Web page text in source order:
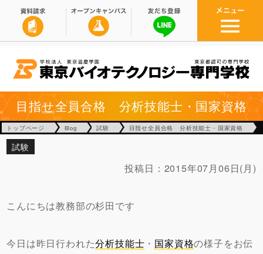
目指せ全員合格 分析技能士・国家資格
トップページ Blog 試験 目指せ全員合格 分析技能士・国家資格
試験
投稿日： 2015年07月06日(月)
こんにちは教務部の杉田です
今日は昨日行われた分析技能士 ・ 国家資格の様子をお伝